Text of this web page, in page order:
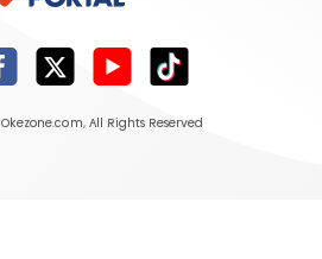
Okezone.com, All Rights Reserved